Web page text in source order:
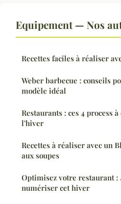
Equipement — Nos
Recettes faciles à réaliser
Weber barbecue : conseils
modèle idéal
Restaurants : ces 4 process
l'hiver
Recettes à réaliser avec un
aux soupes
Optimisez votre restaurant :
numériser cet hiver